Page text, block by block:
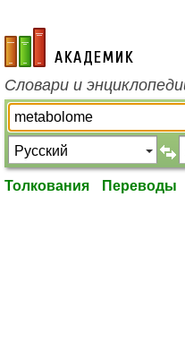
academic.ru
Словари и
Толкования Переводы